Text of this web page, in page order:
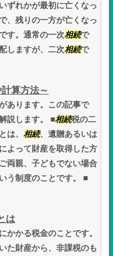
ずれかが最初に亡くなっ
、残りの一方が亡くなっ
す。通常の一次相続で
しますが、二次相続で
算方法～
あります。この記事で
説します。 ■相続税の二
は、 相続、遺贈あるいは
よって財産を取得した方
両親、子どもでない場合
う制度のことです。 ■
は
かかる税金のことです。
た財産から、非課税のも